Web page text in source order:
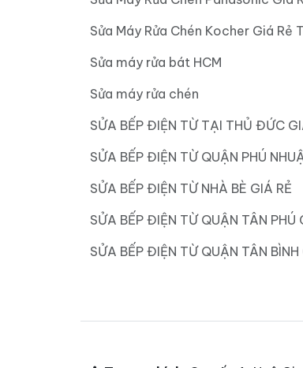
Sửa Máy Rửa Chén Kocher Giá Rẻ
Sửa máy rửa bát HCM
Sửa máy rửa chén
SỬA BẾP ĐIỆN TỪ TẠI THỦ ĐỨC
SỬA BẾP ĐIỆN TỪ QUẬN PHÚ
SỬA BẾP ĐIỆN TỪ NHÀ BÈ GIÁ RẺ
SỬA BẾP ĐIỆN TỪ QUẬN TÂN PHÚ
SỬA BẾP ĐIỆN TỪ QUẬN TÂN BÌNH